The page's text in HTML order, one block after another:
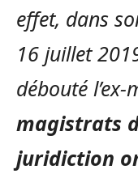
effet, dans
16 juillet
débouté
magistrats
juridiction